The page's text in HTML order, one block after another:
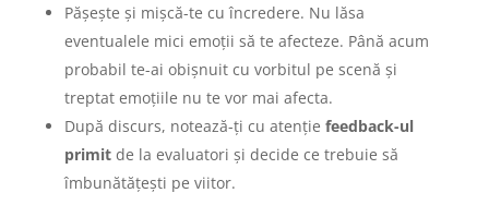
Pășește și mișcă-te cu încredere. Nu lăsa
eventualele mici emoții să te afecteze. Până acum
probabil te-ai obișnuit cu vorbitul pe scenă și
treptat emoțiile nu te vor mai afecta.
După discurs, notează-ți cu atenție feedback-ul
primitde la evaluatori și decide ce trebuie să
îmbunătățești pe viitor.